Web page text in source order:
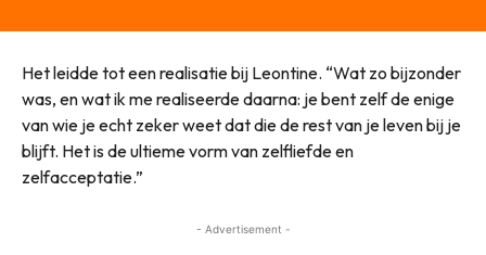
Het leidde tot een realisatie bij Leontine. “Wat zo bijzonder
was, en wat ik me realiseerde daarna: je bent zelf de enige
van wie je echt zeker weet dat die de rest van je leven bij je
blijft. Het is de ultieme vorm van zelfliefde en
zelfacceptatie.”
- Advertisement -